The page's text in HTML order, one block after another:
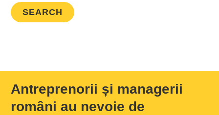
Antreprenorii și managerii
români au nevoie de